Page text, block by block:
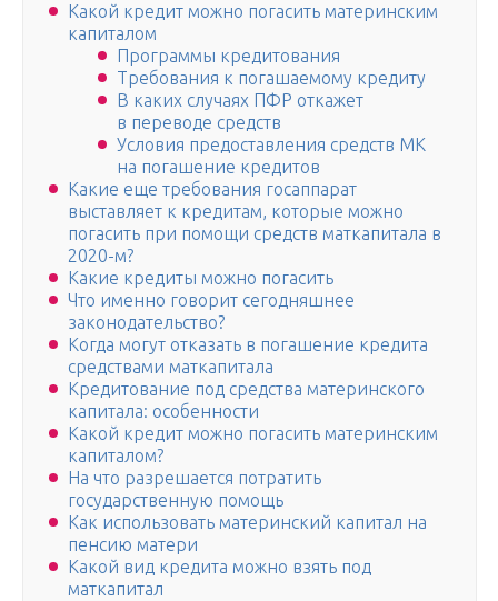
Какой кредит можно погасить материнским
капиталом
Программы кредитования
Требования к погашаемому кредиту
В каких случаях ПФР откажет
в переводе средств
Условия предоставления средств МК
на погашение кредитов
Какие еще требования госаппарат
выставляет к кредитам, которые можно
погасить при помощи средств маткапитала в
2020-м?
Какие кредиты можно погасить
Что именно говорит сегодняшнее
законодательство?
Когда могут отказать в погашение кредита
средствами маткапитала
Кредитование под средства материнского
капитала: особенности
Какой кредит можно погасить материнским
капиталом?
На что разрешается потратить
государственную помощь
Как использовать материнский капитал на
пенсию матери
Какой вид кредита можно взять под
маткапитал